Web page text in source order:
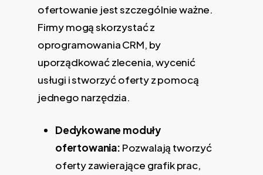
ofertowanie jest szczególnie ważne.
Firmy mogą skorzystać z
oprogramowania CRM, by
uporządkować zlecenia, wycenić
usługi i stworzyć oferty z pomocą
jednego narzędzia.
Dedykowane moduły
ofertowania: Pozwalają tworzyć
oferty zawierające grafik prac,